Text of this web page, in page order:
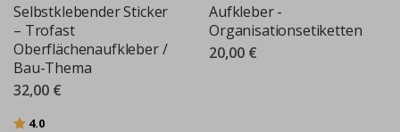
Selbstklebender Sticker
– Trofast
Oberflächenaufkleber /
Bau-Thema
32,00 €
Bewertung:
4.0
Aufkleber -
Organisationsetiketten
20,00 €